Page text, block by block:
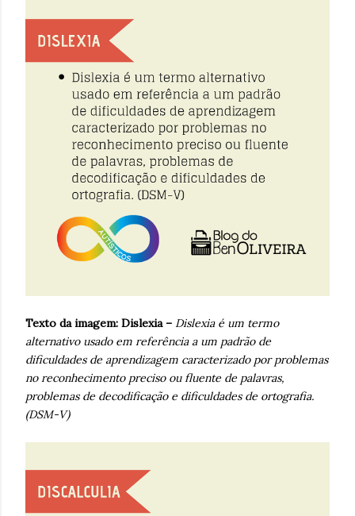
Texto da imagem: Dislexia – Dislexia é um termo
alternativo usado em referência a um padrão de
dificuldades de aprendizagem caracterizado por problemas
no reconhecimento preciso ou fluente de palavras,
problemas de decodificação e dificuldades de ortografia.
(DSM-V)